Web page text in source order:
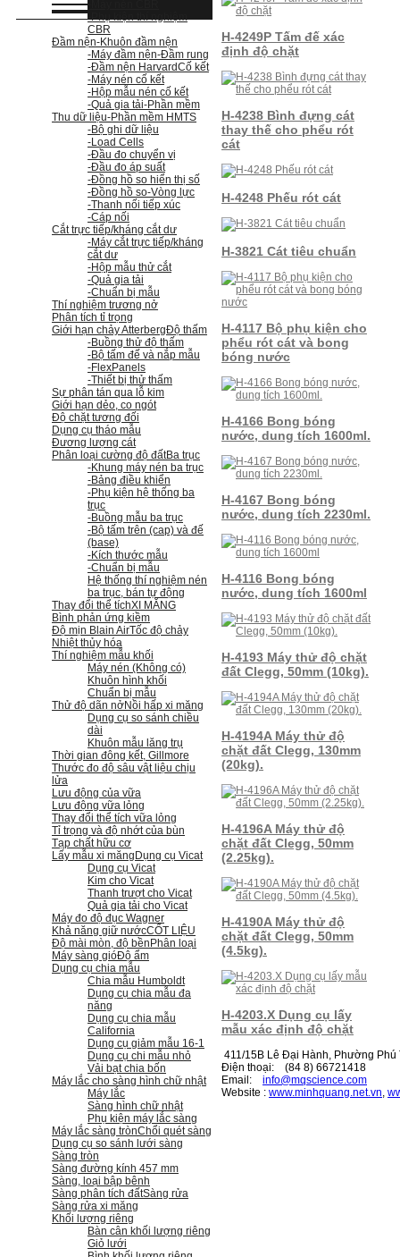
-Phụ kiện thí nghiệm
CBR
Đầm nện-Khuôn đầm nện
-Máy đầm nện-Đầm rung
-Đầm nện HarvardCố kết
-Máy nén cố kết
-Hộp mẫu nén cố kết
-Quả gia tải-Phần mềm
Thu dữ liệu-Phần mềm HMTS
-Bộ ghi dữ liệu
-Load Cells
-Đầu đo chuyển vị
-Đầu đo áp suất
-Đồng hồ so hiển thị số
-Đồng hồ so-Vòng lực
-Thanh nối tiếp xúc
-Cáp nối
Cắt trực tiếp/kháng cắt dư
-Máy cắt trực tiếp/kháng
cắt dư
-Hộp mẫu thử cắt
-Quả gia tải
-Chuẩn bị mẫu
Thí nghiệm trương nở
Phân tích tỉ trọng
Giới hạn chảy AtterbergĐộ thấm
-Buồng thử độ thấm
-Bộ tấm đế và nắp mẫu
-FlexPanels
-Thiết bị thử thấm
Sự phân tán qua lỗ kim
Giới hạn dẻo, co ngót
Độ chặt tương đối
Dụng cụ tháo mẫu
Đương lượng cát
Phân loại cường độ đấtBa trục
-Khung máy nén ba trục
-Bảng điều khiển
-Phụ kiện hệ thống ba
trục
-Buồng mẫu ba trục
-Bộ tấm trên (cap) và đế
(base)
-Kích thước mẫu
-Chuẩn bị mẫu
Hệ thống thí nghiệm nén
ba trục, bán tự động
Thay đổi thể tíchXI MĂNG
Bình phản ứng kiềm
Độ mịn Blain AirTốc độ chảy
Nhiệt thủy hóa
Thí nghiệm mẫu khối
Máy nén (Không có)
Khuôn hình khối
Chuẩn bị mẫu
Thử độ dãn nởNồi hấp xi măng
Dụng cụ so sánh chiều
dài
Khuôn mẫu lăng trụ
Thời gian đông kết, Gillmore
Thước đo độ sâu vật liệu chịu
lửa
Lưu động của vữa
Lưu động vữa lỏng
Thay đổi thể tích vữa lỏng
Tỉ trọng và độ nhớt của bùn
Tạp chất hữu cơ
Lấy mẫu xi măng Dụng cụ Vicat
Dụng cụ Vicat
Kim cho Vicat
Thanh trượt cho Vicat
Quả gia tải cho Vicat
Máy đo độ đục Wagner
Khả năng giữ nướcCỐT LIỆU
Độ mài mòn, độ bền Phân loại
Máy sàng gióĐộ ẩm
Dụng cụ chia mẫu
Chia mẫu Humboldt
Dụng cụ chia mẫu đa
năng
Dụng cụ chia mẫu
California
Dụng cụ giảm mẫu 16-1
Dụng cụ chi mẫu nhỏ
Vải bạt chia bốn
Máy lắc cho sàng hình chữ nhật
Máy lắc
Sàng hình chữ nhật
Phụ kiện máy lắc sàng
Máy lắc sàng trònChổi quét sàng
Dụng cụ so sánh lưới sàng
Sàng tròn
Sàng đường kính 457 mm
Sàng, loại bập bênh
Sàng phân tích đấtSàng rửa
Sàng rửa xi măng
Khối lượng riêng
Bàn cân khối lượng riêng
Giỏ lưới
H-4249P Tấm đế xác
định độ chặt
H-4238 Bình đựng cát
thay thế cho phểu rót
cát
H-4248 Phếu rót cát
H-3821 Cát tiêu chuẩn
H-4117 Bộ phụ kiện cho
phểu rót cát và bong
bóng nước
H-4166 Bong bóng
nước, dung tích 1600ml.
H-4167 Bong bóng
nước, dung tích 2230ml.
H-4116 Bong bóng
nước, dung tích 1600ml
H-4193 Máy thử độ chặt
đất Clegg, 50mm (10kg).
H-4194A Máy thử độ
chặt đất Clegg, 130mm
(20kg).
H-4196A Máy thử độ
chặt đất Clegg, 50mm
(2.25kg).
H-4190A Máy thử độ
chặt đất Clegg, 50mm
(4.5kg).
H-4203.X Dụng cụ lấy
mẫu xác định độ chặt
411/15B Lê Đại Hành, Phường Phú
Điện thoại: (84 8) 66721418
Email: info@mqscience.com
Website : www.minhquang.net.vn,